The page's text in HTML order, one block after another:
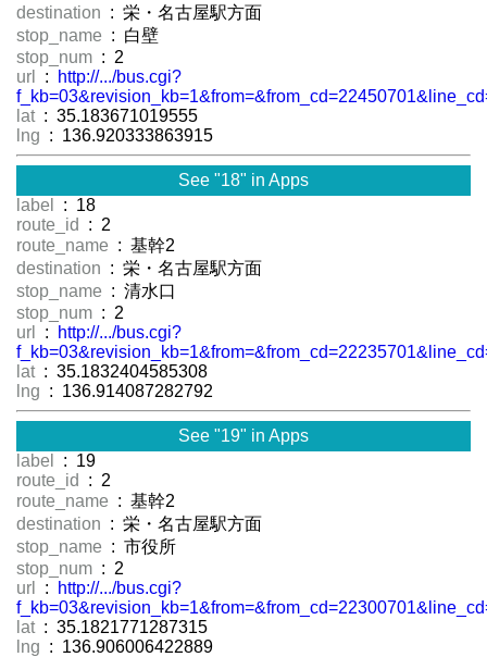
destination : 栄・名古屋駅方面
stop_name : 白壁
stop_num : 2
url
:
http://.../bus.cgi?
lat : 35.183671019555
lng : 136.920333863915
See "18" in Apps
label
: 18
route_id
: 2
route_name : 基幹2
destination : 栄・名古屋駅方面
stop_name : 清水口
stop_num : 2
url
:
http://.../bus.cgi?
lat : 35.1832404585308
lng : 136.914087282792
See "19" in Apps
label
: 19
route_id
: 2
route_name : 基幹2
destination : 栄・名古屋駅方面
stop_name : 市役所
stop_num : 2
url
:
http://.../bus.cgi?
lat : 35.1821771287315
lng : 136.906006422889